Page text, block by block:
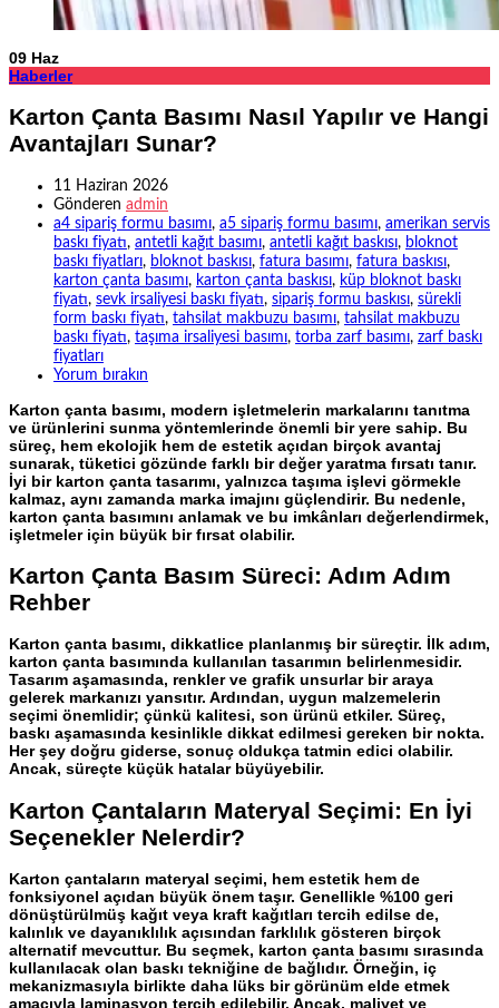
09 Haz
Haberler
Karton Çanta Basımı Nasıl Yapılır ve Hangi
Avantajları Sunar?
11 Haziran 2026
Gönderen admin
a4 sipariş formu basımı, a5 sipariş formu basımı, amerikan servis
baskı fiyatı, antetli kağıt basımı, antetli kağıt baskısı, bloknot
baskı fiyatları, bloknot baskısı, fatura basımı, fatura baskısı,
karton çanta basımı, karton çanta baskısı, küp bloknot baskı
fiyatı, sevk irsaliyesi baskı fiyatı, sipariş formu baskısı, sürekli
form baskı fiyatı, tahsilat makbuzu basımı, tahsilat makbuzu
baskı fiyatı, taşıma irsaliyesi basımı, torba zarf basımı, zarf baskı
fiyatları
Yorum bırakın
Karton çanta basımı, modern işletmelerin markalarını tanıtma
ve ürünlerini sunma yöntemlerinde önemli bir yere sahip. Bu
süreç, hem ekolojik hem de estetik açıdan birçok avantaj
sunarak, tüketici gözünde farklı bir değer yaratma fırsatı tanır.
İyi bir karton çanta tasarımı, yalnızca taşıma işlevi görmekle
kalmaz, aynı zamanda marka imajını güçlendirir. Bu nedenle,
karton çanta basımını anlamak ve bu imkânları değerlendirmek,
işletmeler için büyük bir fırsat olabilir.
Karton Çanta Basım Süreci: Adım Adım
Rehber
Karton çanta basımı, dikkatlice planlanmış bir süreçtir. İlk adım,
karton çanta basımında kullanılan tasarımın belirlenmesidir.
Tasarım aşamasında, renkler ve grafik unsurlar bir araya
gelerek markanızı yansıtır. Ardından, uygun malzemelerin
seçimi önemlidir; çünkü kalitesi, son ürünü etkiler. Süreç,
baskı aşamasında kesinlikle dikkat edilmesi gereken bir nokta.
Her şey doğru giderse, sonuç oldukça tatmin edici olabilir.
Ancak, süreçte küçük hatalar büyüyebilir.
Karton Çantaların Materyal Seçimi: En İyi
Seçenekler Nelerdir?
Karton çantaların materyal seçimi, hem estetik hem de
fonksiyonel açıdan büyük önem taşır. Genellikle %100 geri
dönüştürülmüş kağıt veya kraft kağıtları tercih edilse de,
kalınlık ve dayanıklılık açısından farklılık gösteren birçok
alternatif mevcuttur. Bu seçmek, karton çanta basımı sırasında
kullanılacak olan baskı tekniğine de bağlıdır. Örneğin, iç
mekanizmasıyla birlikte daha lüks bir görünüm elde etmek
amacıyla laminasyon tercih edilebilir. Ancak, maliyet ve